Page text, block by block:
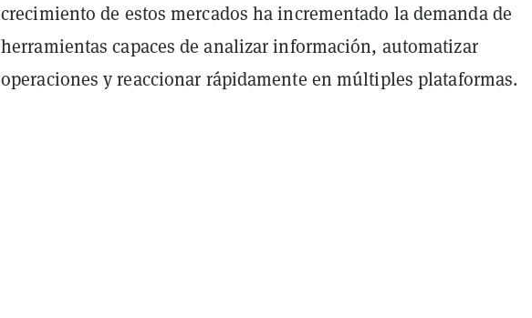
crecimiento de estos mercados ha incrementado la demanda de
herramientas capaces de analizar información, automatizar
operaciones y reaccionar rápidamente en múltiples plataformas.